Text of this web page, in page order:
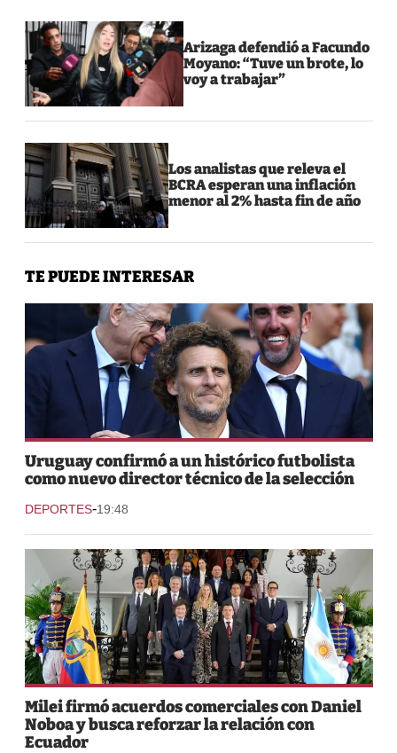
Arizaga defendió a Facundo
Moyano: “Tuve un brote, lo
voy a trabajar”
Los analistas que releva el
BCRA esperan una inflación
menor al 2% hasta fin de año
TE PUEDE INTERESAR
Uruguay confirmó a un histórico futbolista
como nuevo director técnico de la selección
DEPORTES-19:48
Milei firmó acuerdos comerciales con Daniel
Noboa y busca reforzar la relación con
Ecuador